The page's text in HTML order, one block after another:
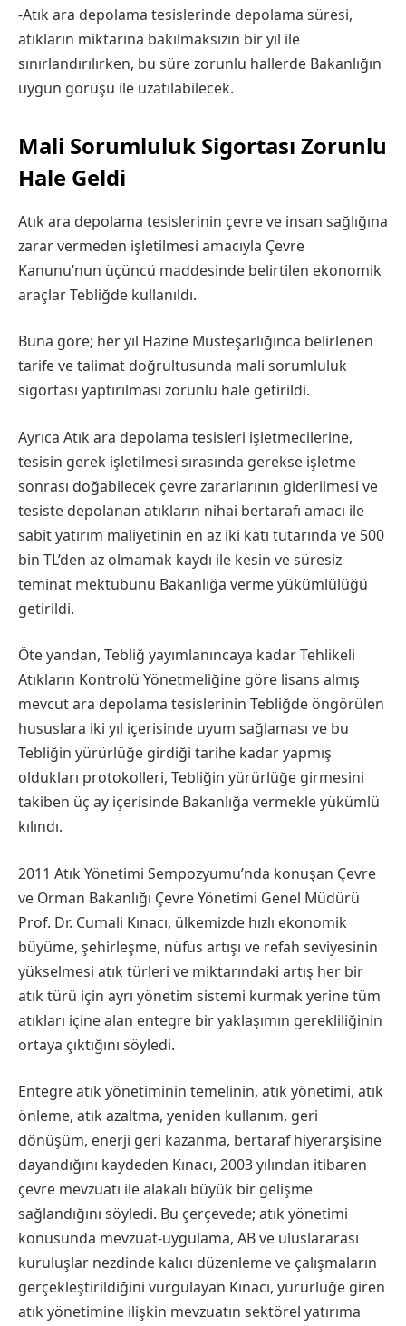
-Atık ara depolama tesislerinde depolama süresi,
atıkların miktarına bakılmaksızın bir yıl ile
sınırlandırılırken, bu süre zorunlu hallerde Bakanlığın
uygun görüşü ile uzatılabilecek.
Mali Sorumluluk Sigortası Zorunlu
Hale Geldi
Atık ara depolama tesislerinin çevre ve insan sağlığına
zarar vermeden işletilmesi amacıyla Çevre
Kanunu’nun üçüncü maddesinde belirtilen ekonomik
araçlar Tebliğde kullanıldı.
Buna göre; her yıl Hazine Müsteşarlığınca belirlenen
tarife ve talimat doğrultusunda mali sorumluluk
sigortası yaptırılması zorunlu hale getirildi.
Ayrıca Atık ara depolama tesisleri işletmecilerine,
tesisin gerek işletilmesi sırasında gerekse işletme
sonrası doğabilecek çevre zararlarının giderilmesi ve
tesiste depolanan atıkların nihai bertarafı amacı ile
sabit yatırım maliyetinin en az iki katı tutarında ve 500
bin TL’den az olmamak kaydı ile kesin ve süresiz
teminat mektubunu Bakanlığa verme yükümlülüğü
getirildi.
Öte yandan, Tebliğ yayımlanıncaya kadar Tehlikeli
Atıkların Kontrolü Yönetmeliğine göre lisans almış
mevcut ara depolama tesislerinin Tebliğde öngörülen
hususlara iki yıl içerisinde uyum sağlaması ve bu
Tebliğin yürürlüğe girdiği tarihe kadar yapmış
oldukları protokolleri, Tebliğin yürürlüğe girmesini
takiben üç ay içerisinde Bakanlığa vermekle yükümlü
kılındı.
2011 Atık Yönetimi Sempozyumu’nda konuşan Çevre
ve Orman Bakanlığı Çevre Yönetimi Genel Müdürü
Prof. Dr. Cumali Kınacı, ülkemizde hızlı ekonomik
büyüme, şehirleşme, nüfus artışı ve refah seviyesinin
yükselmesi atık türleri ve miktarındaki artış her bir
atık türü için ayrı yönetim sistemi kurmak yerine tüm
atıkları içine alan entegre bir yaklaşımın gerekliliğinin
ortaya çıktığını söyledi.
Entegre atık yönetiminin temelinin, atık yönetimi, atık
önleme, atık azaltma, yeniden kullanım, geri
dönüşüm, enerji geri kazanma, bertaraf hiyerarşisine
dayandığını kaydeden Kınacı, 2003 yılından itibaren
çevre mevzuatı ile alakalı büyük bir gelişme
sağlandığını söyledi. Bu çerçevede; atık yönetimi
konusunda mevzuat-uygulama, AB ve uluslararası
kuruluşlar nezdinde kalıcı düzenleme ve çalışmaların
gerçekleştirildiğini vurgulayan Kınacı, yürürlüğe giren
atık yönetimine ilişkin mevzuatın sektörel yatırıma